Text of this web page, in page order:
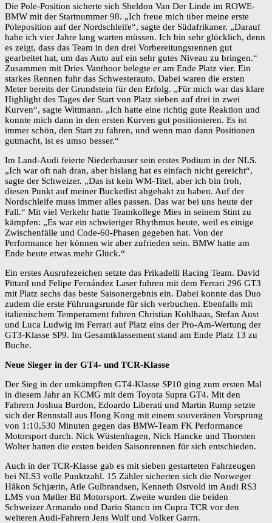
Die Pole-Position sicherte sich Sheldon Van Der Linde im ROWE-
BMW mit der Startnummer 98. „Ich freue mich über meine erste
Poleposition auf der Nordschleife“, sagte der Südafrikaner. „Darauf
habe ich vier Jahre lang warten müssen. Ich bin sehr glücklich, denn
es zeigt, dass das Team in den drei Vorbereitungsrennen gut
gearbeitet hat, um das Auto auf ein sehr gutes Niveau zu bringen.“
Zusammen mit Dries Vanthoor belegte er am Ende Platz vier. Ein
starkes Rennen fuhr das Schwesterauto. Dabei waren die ersten
Meter bereits der Grundstein für den Erfolg. „Für mich war das klare
Highlight des Tages der Start von Platz sieben auf drei in zwei
Kurven“, sagte Wittmann. „Ich hatte eine richtig gute Reaktion und
konnte mich dann in den ersten Kurven gut positionieren. Es ist
immer schön, den Start zu fahren, und wenn man dann Positionen
gutmacht, ist es umso besser.“
Im Land-Audi feierte Niederhauser sein erstes Podium in der NLS.
„Ich war oft nah dran, aber bislang hat es einfach nicht gereicht“,
sagte der Schweizer. „Das ist kein WM-Titel, aber ich bin froh,
diesen Punkt auf meiner Bucketlist abgehakt zu haben. Auf der
Nordschleife muss immer alles passen. Das war bei uns heute der
Fall.“ Mit viel Verkehr hatte Teamkollege Mies in seinem Stint zu
kämpfen: „Es war ein schwieriger Rhythmus heute, weil es einige
Zwischenfälle und Code-60-Phasen gegeben hat. Von der
Performance her können wir aber zufrieden sein. BMW hatte am
Ende heute etwas mehr Glück.“
Ein erstes Ausrufezeichen setzte das Frikadelli Racing Team. David
Pittard und Felipe Fernández Laser fuhren mit dem Ferrari 296 GT3
mit Platz sechs das beste Saisonergebnis ein. Dabei konnte das Duo
zudem die erste Führungsrunde für sich verbuchen. Ebenfalls mit
italienischem Temperament fuhren Christian Kohlhaas, Stefan Aust
und Luca Ludwig im Ferrari auf Platz eins der Pro-Am-Wertung der
GT3-Klasse SP9. Im Gesamtklassement stand am Ende Platz 13 zu
Buche.
Neue Sieger in der GT4- und TCR-Klasse
Der Sieg in der umkämpften GT4-Klasse SP10 ging zum ersten Mal
in diesem Jahr an KCMG mit dem Toyota Supra GT4. Mit den
Fahrern Joshua Burdon, Edoardo Liberati und Martin Rump setzte
sich der Rennstall aus Hong Kong mit einem souveränen Vorsprung
von 1:10,530 Minuten gegen das BMW-Team FK Performance
Motorsport durch. Nick Wüstenhagen, Nick Hancke und Thorsten
Wolter hatten die ersten beiden Saisonrennen für sich entschieden.
Auch in der TCR-Klasse gab es mit sieben gestarteten Fahrzeugen
bei NLS3 volle Punktzahl. 15 Zähler sicherten sich die Norweger
Håkon Schjærin, Atle Gulbrandsen, Kenneth Østvold im Audi RS3
LMS von Møller Bil Motorsport. Zweite wurden die beiden
Schweizer Armando und Dario Stanco im Cupra TCR vor den
weiteren Audi-Fahrern Jens Wulf und Volker Garrn.